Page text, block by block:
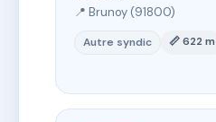
📍 Brunoy (91800)
Autre syndic 📏 622 m